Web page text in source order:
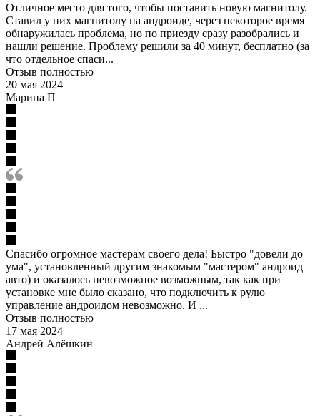
Отличное место для того, чтобы поставить новую магнитолу.
Ставил у них магнитолу на андроиде, через некоторое время
обнаружилась проблема, но по приезду сразу разобрались и
нашли решение. Проблему решили за 40 минут, бесплатно (за
что отдельное спаси...
Отзыв полностью
20 мая 2024
Марина П
Спасибо огромное мастерам своего дела! Быстро "довели до
ума", установленный другим знакомым "мастером" андроид
авто) и оказалось невозможное возможным, так как при
установке мне было сказано, что подключить к рулю
управление андроидом невозможно. И ...
Отзыв полностью
17 мая 2024
Андрей Алёшкин